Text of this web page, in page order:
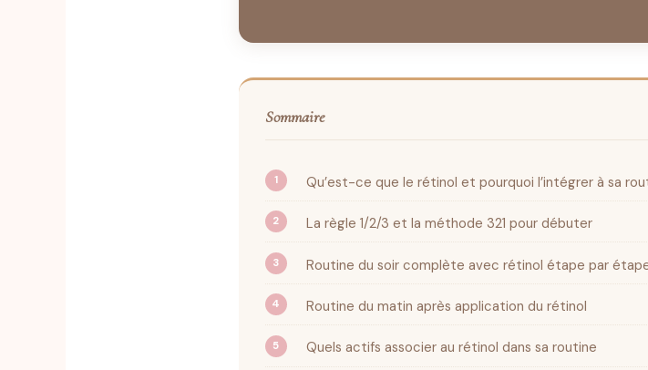
Sommaire
Qu’est-ce que le rétinol et pourquoi l’intégrer à sa
La règle 1/2/3 et la méthode 321 pour débuter
Routine du soir complète avec rétinol étape par
Routine du matin après application du rétinol
Quels actifs associer au rétinol dans sa routine